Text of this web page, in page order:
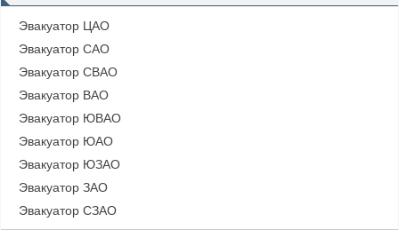
Эвакуатор ЦАО
Эвакуатор САО
Эвакуатор СВАО
Эвакуатор ВАО
Эвакуатор ЮВАО
Эвакуатор ЮАО
Эвакуатор ЮЗАО
Эвакуатор ЗАО
Эвакуатор СЗАО